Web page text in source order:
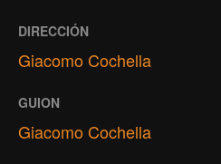
DIRECCIÓN
Giacomo Cochella
GUION
Giacomo Cochella